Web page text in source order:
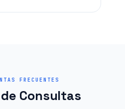
FRECUENTES
Consultas